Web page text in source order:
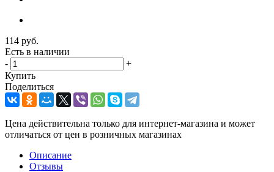
114 руб.
Есть в наличии
-
+
Купить
Поделиться
Цена действительна только для интернет-магазина и может
отличаться от цен в розничных магазинах
Описание
Отзывы